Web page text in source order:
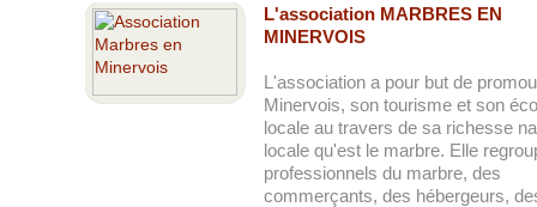
L'association MARBRES EN
MINERVOIS
L'association a pour but de
Minervois, son tourisme et son
locale au travers de sa richesse
locale qu'est le marbre. Elle
professionnels du marbre, des
commerçants, des hébergeurs,